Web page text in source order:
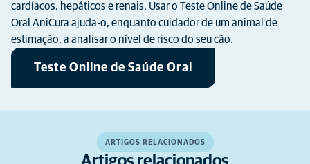
cardíacos, hepáticos e renais. Usar o Teste Online de Saúde
Oral AniCura ajuda-o, enquanto cuidador de um animal de
estimação, a analisar o nível de risco do seu cão.
Teste Online de Saúde Oral
ARTIGOS RELACIONADOS